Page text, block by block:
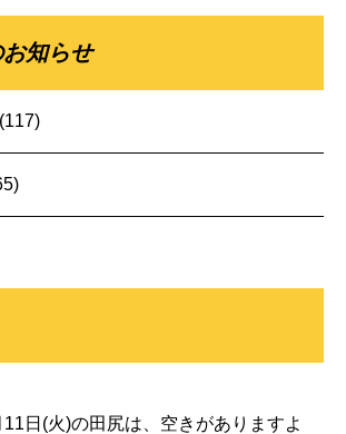
知らせ
(117)
11日(火)の田尻は、空きがありますよ